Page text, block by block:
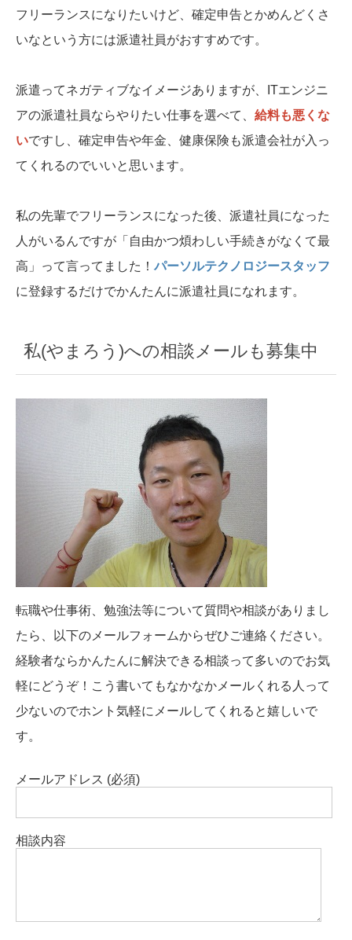
フリーランスになりたいけど、確定申告とかめんどくさ
いなという方には派遣社員がおすすめです。
派遣ってネガティブなイメージありますが、ITエンジニ
アの派遣社員ならやりたい仕事を選べて、 給料も悪くな
いですし、確定申告や年金、健康保険も派遣会社が入っ
てくれるのでいいと思います。
私の先輩でフリーランスになった後、派遣社員になった
人がいるんですが「自由かつ煩わしい手続きがなくて最
高」って言ってました！ パーソルテクノロジースタッフ
に登録するだけでかんたんに派遣社員になれます。
私(やまろう)への相談メールも募集中
転職や仕事術、勉強法等について質問や相談がありまし
たら、以下のメールフォームからぜひご連絡ください。
経験者ならかんたんに解決できる相談って多いのでお気
軽にどうぞ！こう書いてもなかなかメールくれる人って
少ないのでホント気軽にメールしてくれると嬉しいで
す。
メールアドレス (必須)
相談内容